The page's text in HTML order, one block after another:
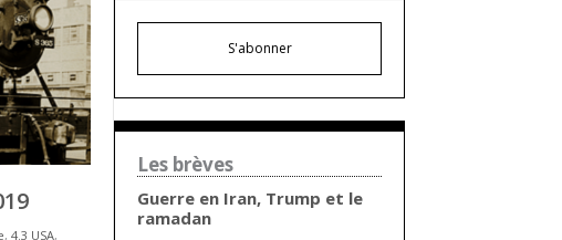
, 4.3 USA,
S'abonner
Les brèves
Guerre en Iran, Trump et le
ramadan